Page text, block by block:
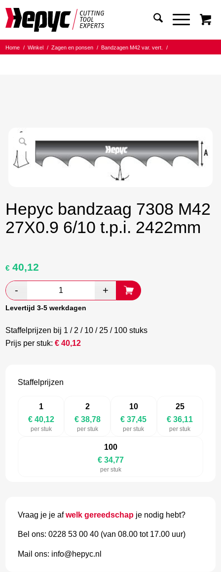
Home / Winkel / Zagen en ponsen / Bandzagen M42 var. vert.
/
Hepyc bandzaag 7308 M42
27X0.9 6/10 t.p.i. 2422mm
Oorspronkelijke
was:
€ 66,87.
€ 40,12
€ 38,78.
Levertijd 3-5 werkdagen
Staffelprijzen bij 1 / 2 / 10 / 25 / 100 stuks
Prijs per stuk:€40,12
Staffelprijzen
1
€ 40,12
per stuk
2
€ 38,78
per stuk
10
€ 37,45
per stuk
25
€ 36,11
per stuk
100
€ 34,77
per stuk
Vraag je je afwelk gereedschap je nodig hebt?
Bel ons: 0228 53 00 40 (van 08.00 tot 17.00 uur)
Mail ons: info@hepyc.nl